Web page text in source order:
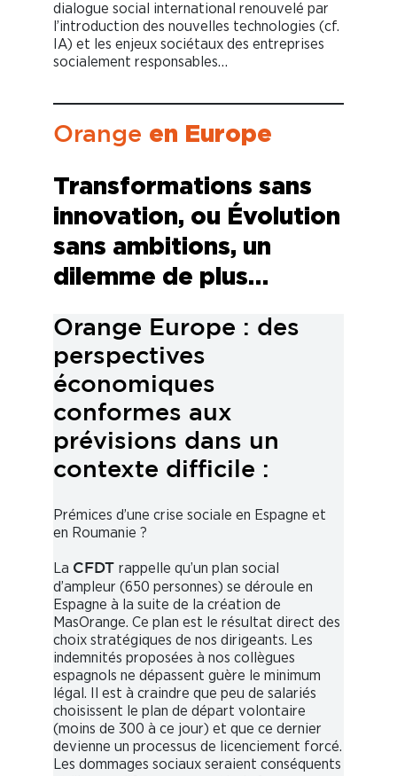
dialogue social international renouvelé par
l’introduction des nouvelles technologies (cf.
IA) et les enjeux sociétaux des entreprises
socialement responsables…
Orange en Europe
Transformations sans
innovation, ou Évolution
sans ambitions, un
dilemme de plus…
Orange Europe : des
perspectives
économiques
conformes aux
prévisions dans un
contexte difficile :
Prémices d’une crise sociale en Espagne et
en Roumanie ?
La CFDT rappelle qu’un plan social
d’ampleur (650 personnes) se déroule en
Espagne à la suite de la création de
MasOrange. Ce plan est le résultat direct des
choix stratégiques de nos dirigeants. Les
indemnités proposées à nos collègues
espagnols ne dépassent guère le minimum
légal. Il est à craindre que peu de salariés
choisissent le plan de départ volontaire
(moins de 300 à ce jour) et que ce dernier
devienne un processus de licenciement forcé.
Les dommages sociaux seraient conséquents